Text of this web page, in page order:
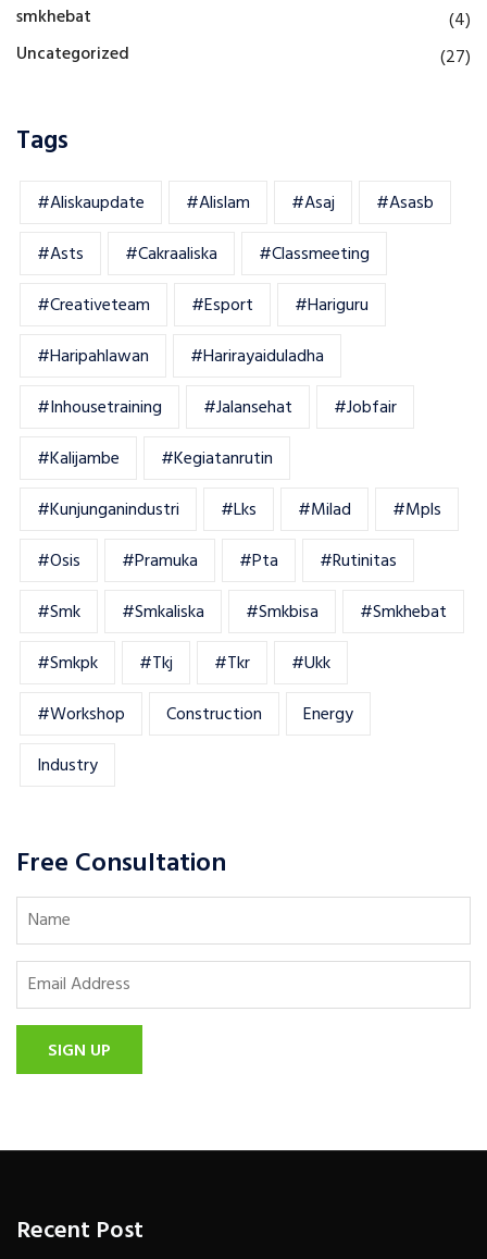
smkhebat
(4)
Uncategorized
(27)
Tags
#aliskaupdate #alislam #asaj
#asasb
#asts
#cakraaliska
#classmeeting
#creativeteam
#esport
#hariguru
#haripahlawan
#harirayaiduladha
#inhousetraining
#jalansehat
#jobfair
#kalijambe
#kegiatanrutin
#kunjunganindustri
#lks #milad
#mpls
#osis
#pramuka #pta
#rutinitas
#smk
#smkaliska #smkbisa
#smkhebat
#smkpk
#tkj #tkr
#ukk
#workshop
Construction
Energy
Industry
Free Consultation
SIGN UP
Recent Post